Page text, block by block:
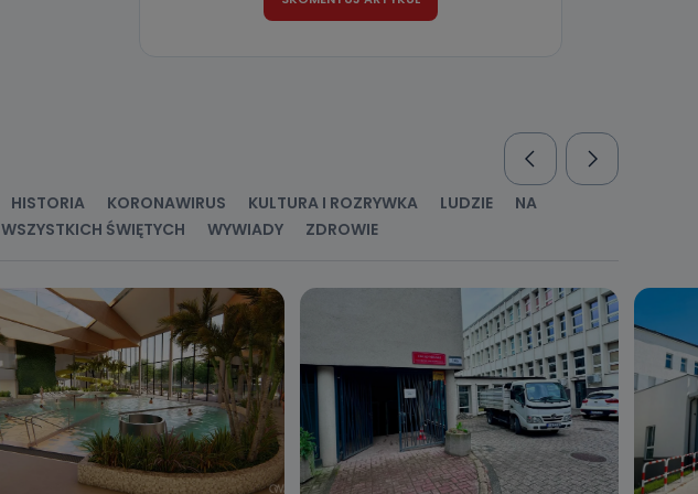
HISTORIA KORONAWIRUS KULTURA I ROZRYWKA LUDZIE
NA
WSZYSTKICH ŚWIĘTYCH WYWIADY ZDROWIE